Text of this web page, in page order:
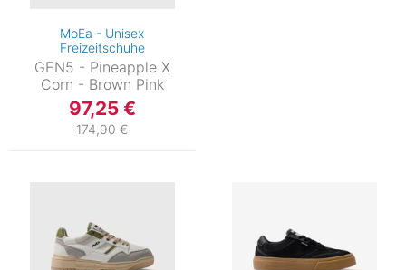
MoEa - Unisex
Freizeitschuhe
GEN5 - Pineapple X
Corn - Brown Pink
97,25 €
174,90 €